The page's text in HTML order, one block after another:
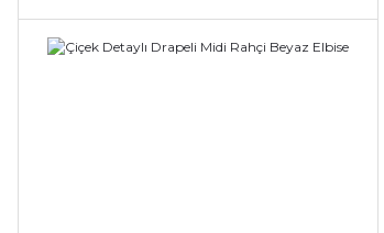
Thierry Mugler (7)